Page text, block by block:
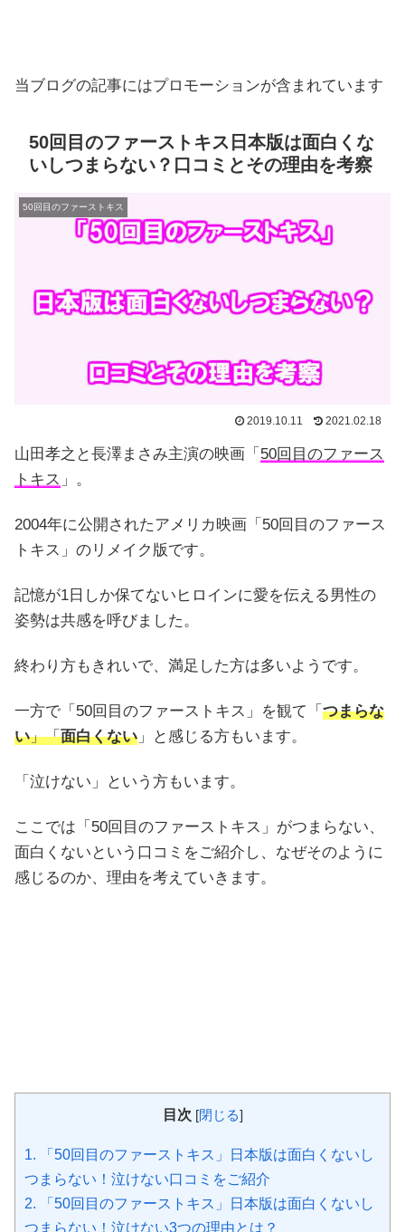
当ブログの記事にはプロモーションが含まれています
50回目のファーストキス日本版は面白くな
いしつまらない？口コミとその理由を考察
50回目のファーストキス
2019.10.11 2021.02.18
山田孝之と長澤まさみ主演の映画「 50回目のファース
トキス 」。
2004年に公開されたアメリカ映画「50回目のファース
トキス」のリメイク版です。
記憶が1日しか保てないヒロインに愛を伝える男性の
姿勢は共感を呼びました。
終わり方もきれいで、満足した方は多いようです。
一方で「50回目のファーストキス」を観て「 つまらな
い」「面白くない 」と感じる方もいます。
「泣けない」という方もいます。
ここでは「50回目のファーストキス」がつまらない、
面白くないという口コミをご紹介し、なぜそのように
感じるのか、理由を考えていきます。
目次 [閉じる]
1. 「50回目のファーストキス」日本版は面白くないし
つまらない！泣けない口コミをご紹介
2. 「50回目のファーストキス」日本版は面白くないし
つまらない！泣けない3つの理由とは？